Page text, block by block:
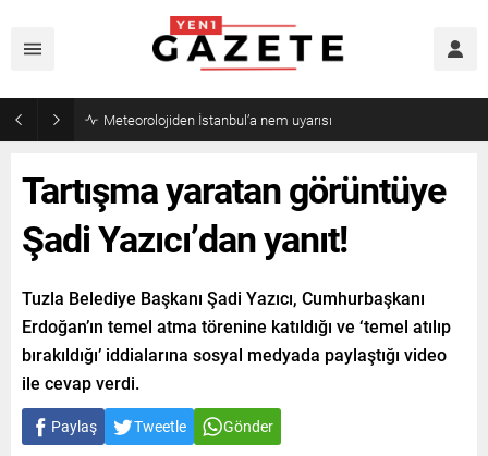
Meteorolojiden İstanbul’a nem uyarısı
Tartışma yaratan görüntüye
Şadi Yazıcı’dan yanıt!
Tuzla Belediye Başkanı Şadi Yazıcı, Cumhurbaşkanı
Erdoğan’ın temel atma törenine katıldığı ve ‘temel atılıp
bırakıldığı’ iddialarına sosyal medyada paylaştığı video
ile cevap verdi.
Paylaş Tweetle Gönder